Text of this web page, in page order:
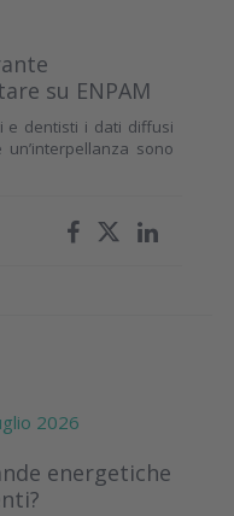
su ENPAM
e dentisti i dati diffusi
un’interpellanza sono
2026
energetiche